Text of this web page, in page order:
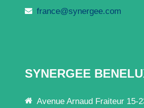
france@synergee.com
SYNERGEE
Avenue Arnaud Fraiteur 15-